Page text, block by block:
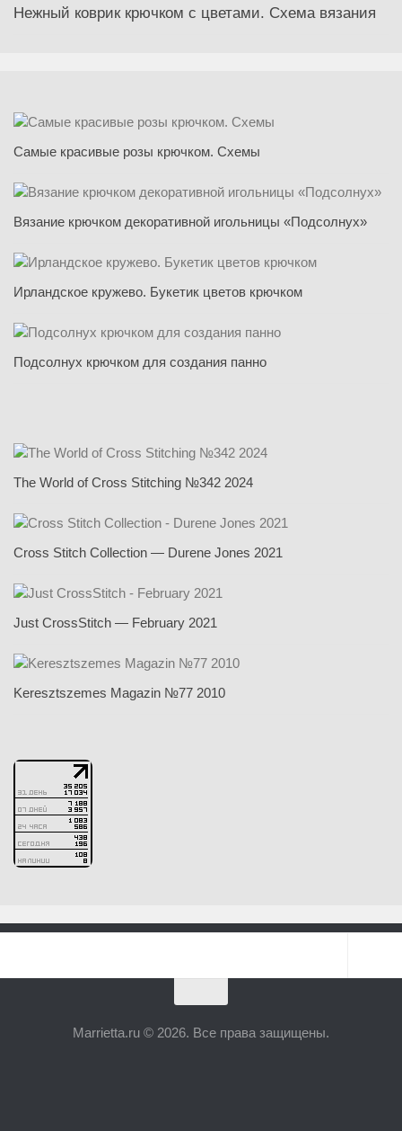
Нежный коврик крючком с цветами. Схема вязания
Самые красивые розы крючком. Схемы
Вязание крючком декоративной игольницы «Подсолнух»
Ирландское кружево. Букетик цветов крючком
Подсолнух крючком для создания панно
The World of Cross Stitching №342 2024
Cross Stitch Collection — Durene Jones 2021
Just CrossStitch — February 2021
Keresztszemes Magazin №77 2010
Marrietta.ru © 2026. Все права защищены.